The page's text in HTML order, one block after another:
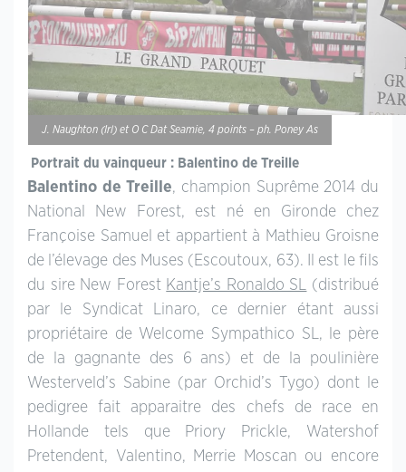
J. Naughton (Irl) et O C Dat Seamie, 4 points – ph. Poney As
Portrait du vainqueur : Balentino de Treille
Balentino de Treille, champion Suprême 2014 du
National New Forest, est né en Gironde chez
Françoise Samuel et appartient à Mathieu Groisne
de l’élevage des Muses (Escoutoux, 63). Il est le fils
du sire New Forest Kantje’s Ronaldo SL (distribué
par le Syndicat Linaro, ce dernier étant aussi
propriétaire de Welcome Sympathico SL, le père
de la gagnante des 6 ans) et de la poulinière
Westerveld’s Sabine (par Orchid’s Tygo) dont le
pedigree fait apparaitre des chefs de race en
Hollande tels que Priory Prickle, Watershof
Pretendent, Valentino, Merrie Moscan ou encore